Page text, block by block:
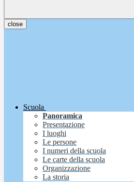
close
Scuola
Panoramica
Presentazione
I luoghi
Le persone
I numeri della scuola
Le carte della scuola
Organizzazione
La storia